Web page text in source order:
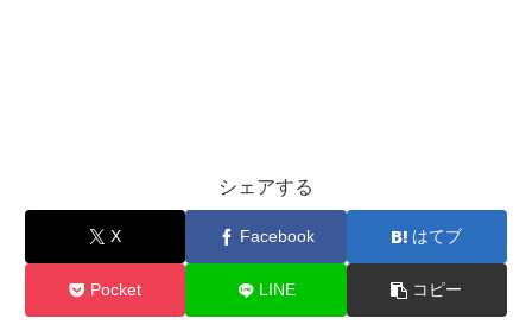
シェアする
X Facebook はてブ
Pocket LINE コピー